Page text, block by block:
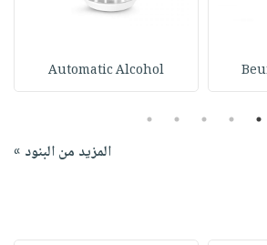
Automatic Alcohol
1
2
3
4
5
المزيد من البنود »